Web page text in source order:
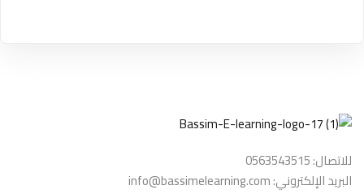
للاتصال: 0563543515
البريد الإلكتروني: info@bassimelearning.com